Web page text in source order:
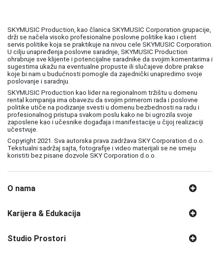
SKYMUSIC Production, kao članica SKYMUSIC Corporation grupacije,
drži se načela visoko profesionalne poslovne politike kao i client
servis politike koja se praktikuje na nivou cele SKYMUSIC Corporation.
U cilju unapređenja poslovne saradnje, SKYMUSIC Production
ohrabruje sve klijente i potencijalne saradnike da svojim komentarima i
sugestima ukažu na eventualne propuste ili slučajeve dobre prakse
koje bi nam u budućnosti pomogle da zajednički unapredimo svoje
poslovanje i saradnju.
SKYMUSIC Production kao lider na regionalnom tržištu u domenu
rental kompanija ima obavezu da svojim primerom rada i poslovne
politike utiče na podizanje svesti u domenu bezbednosti na radu i
profesionalnog pristupa svakom poslu kako ne bi ugrozila svoje
zaposlene kao i učesnike događaja i manifestacije u čijoj realizaciji
učestvuje.
Copyright 2021. Sva autorska prava zadržava SKY Corporation d.o.o.
Tekstualni sadržaj sajta, fotografije i video materijali se ne smeju
koristiti bez pisane dozvole SKY Corporation d.o.o.
O nama
Karijera & Edukacija
Studio Prostori